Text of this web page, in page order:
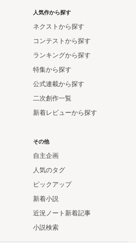
人気作から探す
ネクストから探す
コンテストから探す
ランキングから探す
特集から探す
公式連載から探す
二次創作一覧
新着レビューから探す
その他
自主企画
人気のタグ
ピックアップ
新着小説
近況ノート新着記事
小説検索